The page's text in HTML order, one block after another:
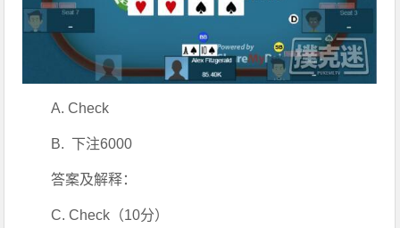
A. Check
B.  下注6000
答案及解释：
C. Check（10分）